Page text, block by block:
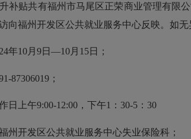
补贴共有福州市马尾区正荣商业管理有限
向福州开发区公共就业服务中心反映。如
10月9日—10月15日；
；
上午9:00-12:00，下午1：30-5：30
开发区公共就业服务中心失业保险科；